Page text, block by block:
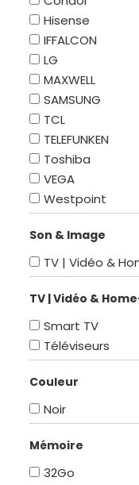
Hisense
IFFALCON
LG
MAXWELL
SAMSUNG
TCL
TELEFUNKEN
Toshiba
VEGA
Westpoint
Son & Image
TV | Vidéo &
TV | Vidéo &
Smart TV
Téléviseurs
Couleur
Noir
Mémoire
32Go